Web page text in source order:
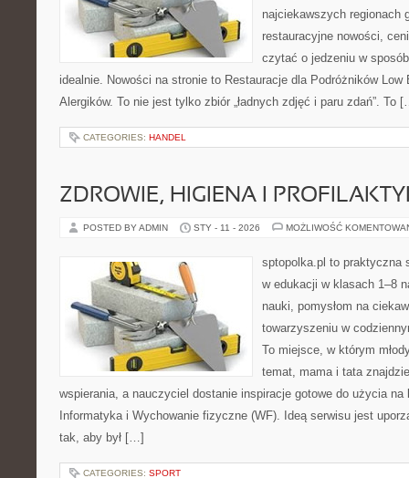
najciekawszych regionach
restauracyjne nowości,
czytać o jedzeniu w
idealnie. Nowości na stronie to Restauracje dla Podróżników Low
Alergików. To nie jest tylko zbiór „ładnych zdjęć i paru zdań”. To
CATEGORIES: HANDEL
ZDROWIE, HIGIENA I
POSTED BY ADMIN STY - 11 - 2026 MOŻLIWOŚĆ
sptopolka.pl to praktyczna
w edukacji w klasach 1–8
nauki, pomysłom na
towarzyszeniu w
To miejsce, w którym
temat, mama i tata
wspierania, a nauczyciel dostanie inspiracje gotowe do użycia
Informatyka i Wychowanie fizyczne (WF). Ideą serwisu jest
tak, aby był […]
CATEGORIES: SPORT